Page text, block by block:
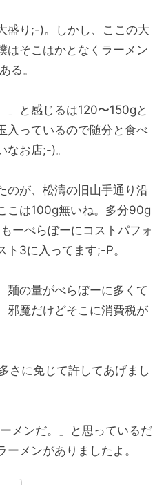
盛り;-)。しかし、ここの大
はそこはかとなくラーメン
る。
」と感じるは120〜150gと
入っているので随分と食べ
なお店;-)。
のが、松濤の旧山手通り沿
こは100g無いね。多分90g
ーべらぼーにコストパフォ
ト3に入ってます;-P。
麺の量がべらぼーに多くて
邪魔だけどそこに消費税が
さに免じて許してあげまし
メンだ。」と思っているだ
メンがありましたよ。